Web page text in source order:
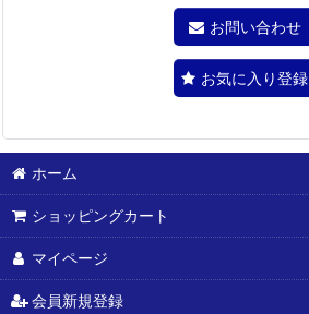
お問い合わせ
お気に入り登録
ホーム
ショッピングカート
マイページ
会員新規登録